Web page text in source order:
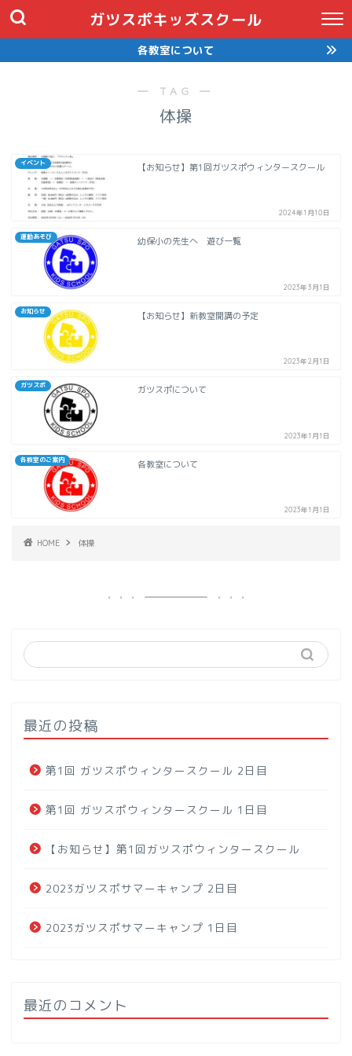
ガツスポキッズスクール
各教室について
― TAG ―
体操
イベント 【お知らせ】第1回ガツスポウィンタースクール
2024年1月10日
運動あそび 幼保小の先生へ 遊び一覧
2023年3月1日
お知らせ 【お知らせ】新教室開講の予定
2023年2月1日
ガツスポ ガツスポについて
2023年1月1日
各教室のご案内 各教室について
2023年1月1日
HOME 体操
最近の投稿
第1回 ガツスポウィンタースクール 2日目
第1回 ガツスポウィンタースクール 1日目
【お知らせ】第1回ガツスポウィンタースクール
2023ガツスポサマーキャンプ 2日目
2023ガツスポサマーキャンプ 1日目
最近のコメント